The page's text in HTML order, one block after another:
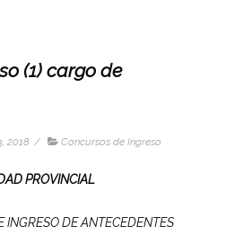
(1) cargo de
2018 / Concursos de Ingreso
PROVINCIAL
DE ANTECEDENTES